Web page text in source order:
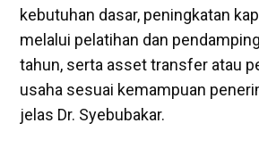
kebutuhan dasar, peningkatan
melalui pelatihan dan
tahun, serta asset transfer atau
usaha sesuai kemampuan
jelas Dr. Syebubakar.